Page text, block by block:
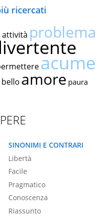
ricercati
attività problema
acume
bello amore paura
SINONIMI E CONTRARI
Libertà
Facile
Pragmatico
Conoscenza
Riassunto